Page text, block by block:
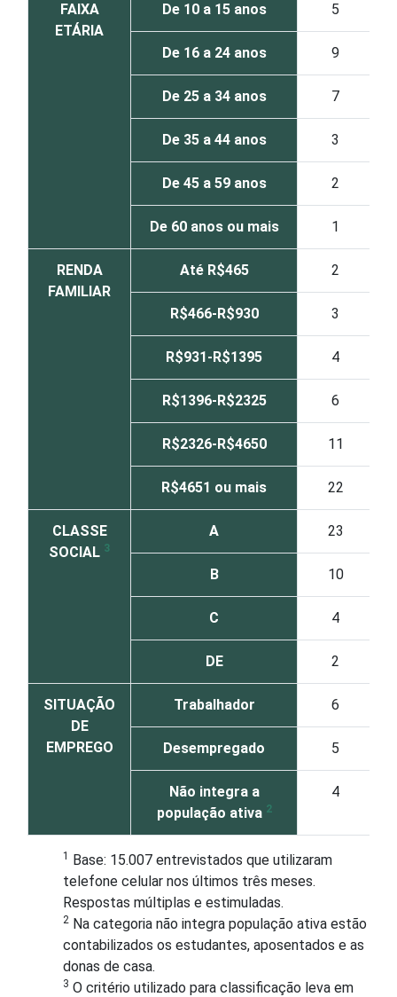
FAIXA
ETÁRIA
De 10 a 15 anos 5
De 16 a 24 anos 9
De 25 a 34 anos 7
De 35 a 44 anos 3
De 45 a 59 anos 2
De 60 anos ou mais 1
RENDA
FAMILIAR
Até R$465 2
R$466-R$930 3
R$931-R$1395 4
R$1396-R$2325 6
R$2326-R$4650 11
R$4651 ou mais 22
CLASSE
SOCIAL 3
A 23
B 10
C 4
DE 2
SITUAÇÃO
DE
EMPREGO
Trabalhador 6
Desempregado 5
Não integra a
população ativa 2
4
1 Base: 15.007 entrevistados que utilizaram
telefone celular nos últimos três meses.
Respostas múltiplas e estimuladas.
2 Na categoria não integra população ativa estão
contabilizados os estudantes, aposentados e as
donas de casa.
3 O critério utilizado para classificação leva em